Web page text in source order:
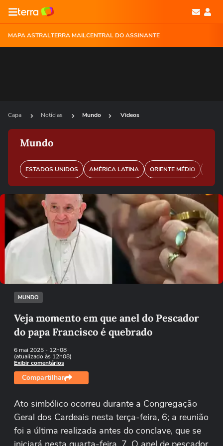
MAPA ASTRALTERRA MAILCENTRAL DO ASSINANTE
Capa Notícias Mundo Videos
Mundo
ESTADOS UNIDOS AMÉRICA LATINA ORIENTE MÉDIO
Ops!
Não foi possível reproduzir o vídeo
Tentar novamente
MUNDO
Veja momento em que anel do Pescador
do papa Francisco é quebrado
6 mai 2025- 12h08
(atualizado às 12h08)
Exibir comentários
Compartilhar
Ato simbólico ocorreu durante a Congregação
Geral dos Cardeais nesta terça-feira, 6; a reunião
foi a última realizada antes do conclave, que se